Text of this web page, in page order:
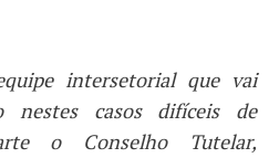
intersetorial que vai
nestes casos difíceis de
o Conselho Tutelar,